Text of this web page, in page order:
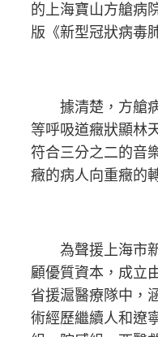
的上海寶山方艙病
版《新型冠狀病毒
據清楚，方艙病
等呼吸道癥狀顯林
符合三分之二的音
癥的病人向重癥的
為聲援上海市新
顧優質資本，成立
省援滬醫療隊中，
術經歷繼續人和遼